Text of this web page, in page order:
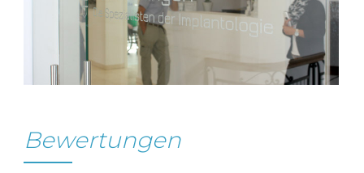
Bewertungen